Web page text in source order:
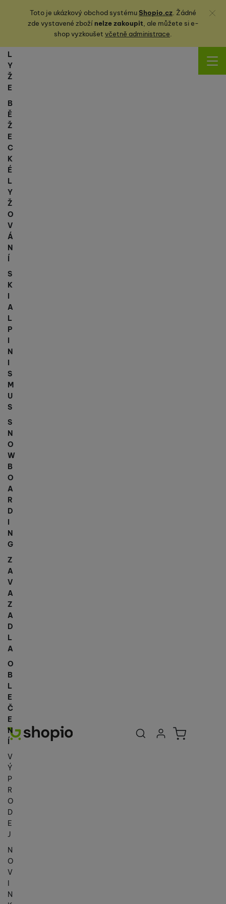
Toto je ukázkový obchod systémuShopio.cz. Žádné
zde vystavené zbožínelze zakoupit, ale můžete sie-
shop vyzkoušet včetně administrace.
Zavřít
Uživatelská
Přihlásit se
Košík
L
Y
Ž
E
B
Ě
Ž
E
C
K
É
L
Y
Ž
O
V
Á
N
Í
S
K
I
A
L
P
I
N
I
S
M
U
S
S
N
O
W
B
O
A
R
D
N
G
Z
A
V
A
Z
A
D
L
A
O
B
L
E
Č
E
N
Í
V
Ý
P
R
O
D
E
J
N
O
V
I
N